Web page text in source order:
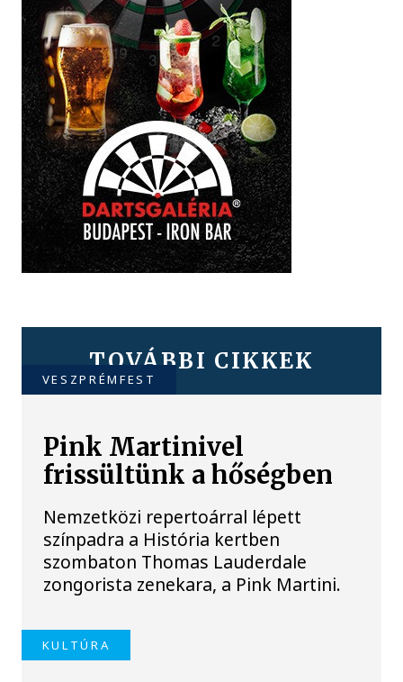
TOVÁBBI CIKKEK
VESZPRÉMFEST
Pink Martinivel
frissültünk a hőségben
Nemzetközi repertoárral lépett
színpadra a História kertben
szombaton Thomas Lauderdale
zongorista zenekara, a Pink Martini.
KULTÚRA